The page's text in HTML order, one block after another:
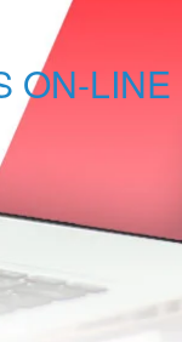
ON-LINE